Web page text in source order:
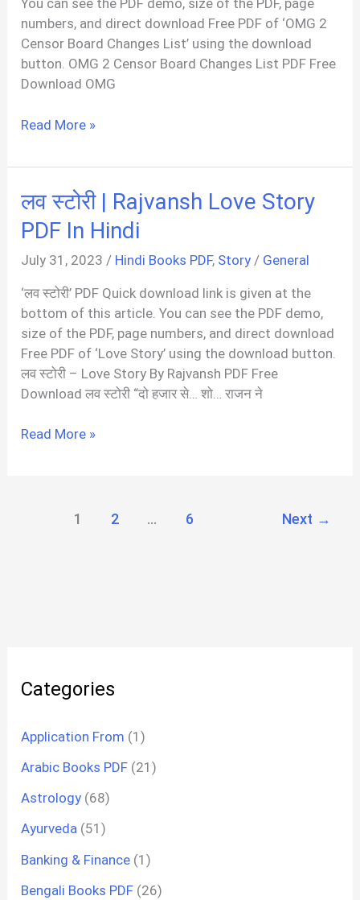
You can see the PDF demo, size of the PDF, page
numbers, and direct download Free PDF of ‘OMG 2
Censor Board Changes List’ using the download
button. OMG 2 Censor Board Changes List PDF Free
Download OMG
OMG
Censor
Changes
List
Read More »
लव स्टोरी | Rajvansh Love Story
PDF In Hindi
July 31, 2023 / Hindi Books PDF, Story / General
‘लव स्टोरी’ PDF Quick download link is given at the
bottom of this article. You can see the PDF demo,
size of the PDF, page numbers, and direct download
Free PDF of ‘Love Story’ using the download button.
लव स्टोरी – Love Story By Rajvansh PDF Free
Download लव स्टोरी “दो हजार से… शो… राजन ने
लव
Read More »
1 2 … 6 Next →
Categories
Application From (1)
Arabic Books PDF (21)
Astrology (68)
Ayurveda (51)
Banking & Finance (1)
Bengali Books PDF (26)